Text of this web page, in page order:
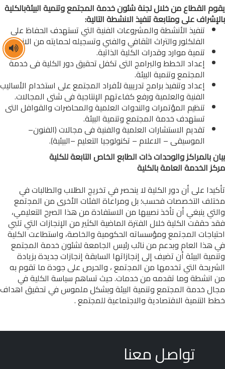
يقوم القطاع من خلال لجنة شئون خدمة المجتمع وتنمية البيئةبالكلية
بالإشراف على ومتابعة تنفيذ الانشطة التالية:
تنفيذ الأنشطة والمشروعات الفنية التي تستهدف الحفاظ على
الفلكلور والتراث الثقافي والفني وتسجيله لحمايته من الاندثار
تنمية موارد وقدرات الكلية الذاتية.
إعداد الخطط والبرامج التى تكفل تحقيق دور الكلية فى خدمة
المجتمع وتنمية البيئة.
إعداد وتنفيذ برامج تدريبية لأفراد المجتمع على استخدام الأساليب
الفنية والعلمية ورفع كفاءتهم الإنتاجية فى شتى المجالات.
تنظيم المؤتمرات والندوات العلمية والمحاضرات والقوافل التى
تستهدف خدمة المجتمع وتنمية البيئة.
تقديم الاستشارات العلمية والفنية فى مجالات (الفنون–
الموسيقى – الاعلام – تكنولوجيا التعليم –البيئية).
بيان بالمراكز والوحدات ذات الطابع الخاص التابعة للكلية
مركز الخدمة العامة بالكلية
تأكيدا على أن دور الكلية لا ينحصر في تخريج الطلاب والطالبات في
مختلف التخصصات فحسب؛ بل ومراعاة الفئات الأخرى من اﻟﻤﺠتمع
والتي ينبغي أن تأخذ نصيبها من الاستفادة من هذا الصرح التعليمي،
فقد حققت الكلية خلال الفترة الماضية الكثير من الإنجازات التي تلبي
احتياجات اﻟﻤﺠتمع ومؤسساته الحكومية والخاصة، واستطاعت الكلية
في هذا العام وبدعم من نائب رئيس الجامعة لشئون خدمة المجتمع
وتنمية البيئة أن تضيف إلى إنجازاﺗﻬا السابقة إنجازات جديدة بزيادة
الشريحة التي تخدمها من اﻟﻤﺠتمع ، والحرص على جودة ما تقوم به
من انشطة وما تقدمه من خدمات. حيث تساهم سياسة الكلية في
مجال خدمة المجتمع وتنمية البيئة وبشكل ملموس في تحقيق اهداف
خطط التنمية الاقتصادية والاجتماعية للمجتمع .
تواصل معنا